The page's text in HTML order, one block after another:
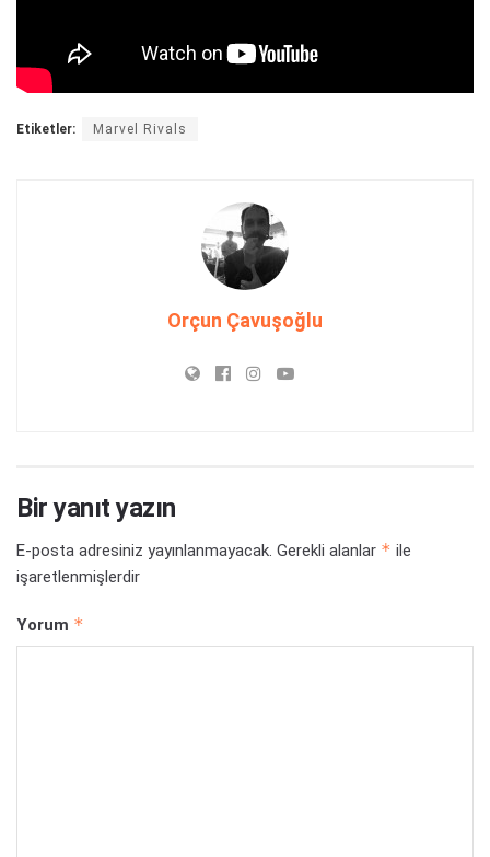
Etiketler: Marvel Rivals
Orçun Çavuşoğlu
Bir yanıt yazın
E-posta adresiniz yayınlanmayacak. Gerekli alanlar * ile
işaretlenmişlerdir
Yorum *